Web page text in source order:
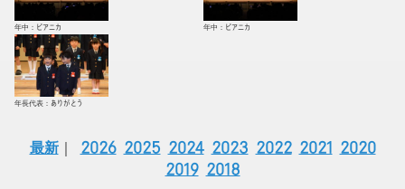
年中：ピアニカ 年中：ピアニカ
年長代表：ありがとう
最新｜ 2026 2025 2024 2023 2022 2021
2020
2019 2018